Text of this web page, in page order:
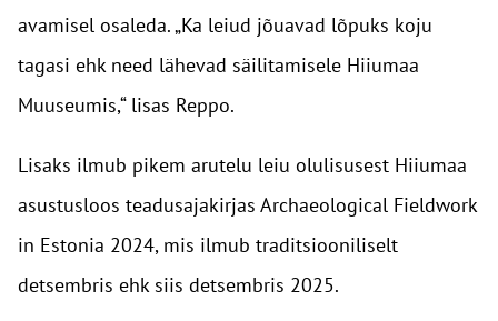
avamisel osaleda. „Ka leiud jõuavad lõpuks koju
tagasi ehk need lähevad säilitamisele Hiiumaa
Muuseumis,“ lisas Reppo.
Lisaks ilmub pikem arutelu leiu olulisusest Hiiumaa
asustusloos teadusajakirjas Archaeological Fieldwork
in Estonia 2024, mis ilmub traditsiooniliselt
detsembris ehk siis detsembris 2025.